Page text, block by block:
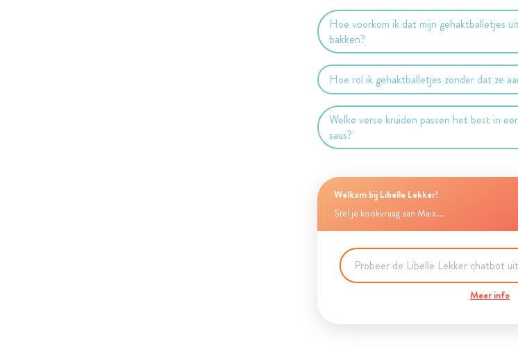
Hoe voorkom ik dat mijn gehaktballetjes
bakken?
Hoe rol ik gehaktballetjes zonder dat ze
Welke verse kruiden passen het best in
saus?
Welkom bij Libelle Lekker!
Stel je kookvraag aan Maia...
Meer info